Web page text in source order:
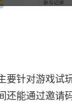
针对游戏试
能通过邀请